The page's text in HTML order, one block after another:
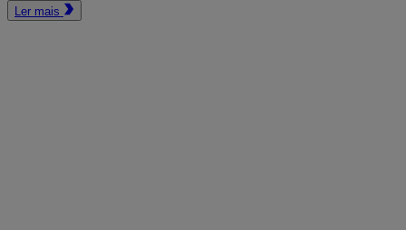
Ler mais